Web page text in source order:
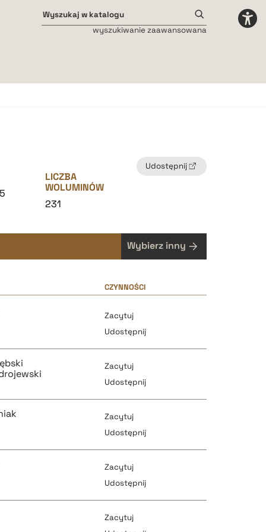
wyszukiwanie zaawansowana
Udostępnij
LICZBA
WOLUMINÓW
231
Wybierz inny
CZYNNOŚCI
Zacytuj
Udostępnij
pobierz cytat
pobierz cytat
Zacytuj
Udostępnij
pobierz cytat
Zacytuj
Udostępnij
pobierz cytat
Zacytuj
Udostępnij
Zacytuj